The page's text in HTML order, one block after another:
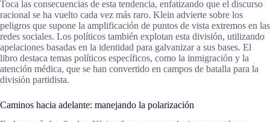
Toca las consecuencias de esta tendencia, enfatizando que el discurso
racional se ha vuelto cada vez más raro. Klein advierte sobre los
peligros que supone la amplificación de puntos de vista extremos en las
redes sociales. Los políticos también explotan esta división, utilizando
apelaciones basadas en la identidad para galvanizar a sus bases. El
libro destaca temas políticos específicos, como la inmigración y la
atención médica, que se han convertido en campos de batalla para la
división partidista.
Caminos hacia adelante: manejando la polarización